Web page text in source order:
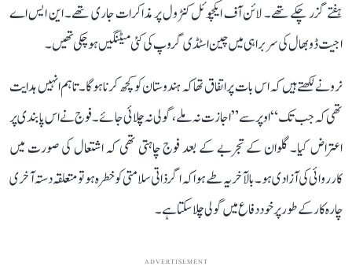
ہفتے گزر چکے تھے۔ لائن آف ایکچوئل کنٹرول پر مذاکرات جاری تھے۔ این ایس اے
اجیت ڈوبھال کی سربراہی میں چین اسٹڈی گروپ کی کئی میٹنگیں ہو چکی تھیں۔
نرونے لکھتے ہیں کہ اس بات پر اتفاق تھا کہ ہندوستان کو کچھ کرنا ہوگا۔ تاہم انہیں ہدایت
تھی کہ جب تک “اوپر سے” اجازت نہ ملے، گولی نہ چلائی جائے۔ فوج نے اس پابندی پر
اعتراض کیا۔ گلوان کے تجربے کے بعد فوج چاہتی تھی کہ اشتعال کی صورت میں
کارروائی کی آزادی ہو۔ بالآخر یہ طے ہوا کہ اگر ذاتی سلامتی کو خطرہ ہو تو متعلقہ دستہ آخری
چارہ کار کے طور پر خود دفاع میں گولی چلا سکتا ہے۔
ADVERTISEMENT